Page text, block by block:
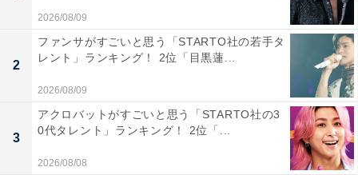
1位：目黒蓮（Snow Man）／130票
2026/08/09
2
ファンサがすごいと思う「STARTO社の若手タ
レント」ランキング！ 2位「目黒蓮...
2026/08/09
3
アクロバットがすごいと思う「STARTO社の3
0代タレント」ランキング！ 2位「...
2026/08/08